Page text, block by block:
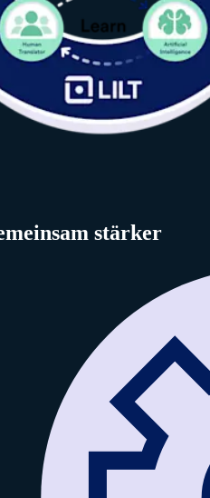
stärker